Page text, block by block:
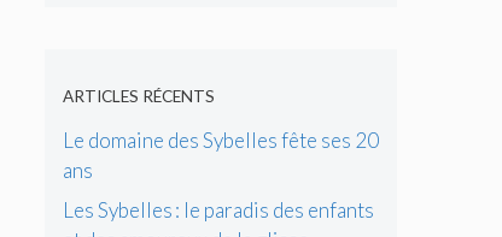
ARTICLES RÉCENTS
Le domaine des Sybelles fête ses 20
ans
Les Sybelles : le paradis des enfants